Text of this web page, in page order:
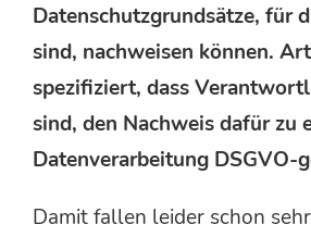
Datenschutzgrundsätze, für
sind, nachweisen können.
spezifiziert, dass
sind, den Nachweis dafür zu
Datenverarbeitung DSGVO-
Damit fallen leider schon